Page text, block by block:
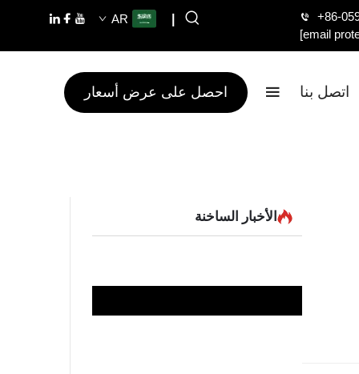
+86-
[email
AR
اتصل بنا احصل على عرض أسعار
الأخبار الساخنة